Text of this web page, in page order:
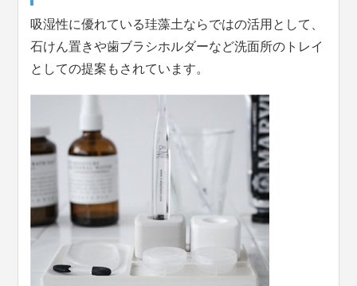
吸湿性に優れている珪藻土ならではの活用として、
石けん置きや歯ブラシホルダーなど洗面所のトレイ
としての提案もされています。